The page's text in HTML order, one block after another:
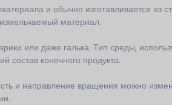
и обычно изготавливается из
материал.
или даже галька. Тип среды,
состав конечного продукта.
и направление вращения можно